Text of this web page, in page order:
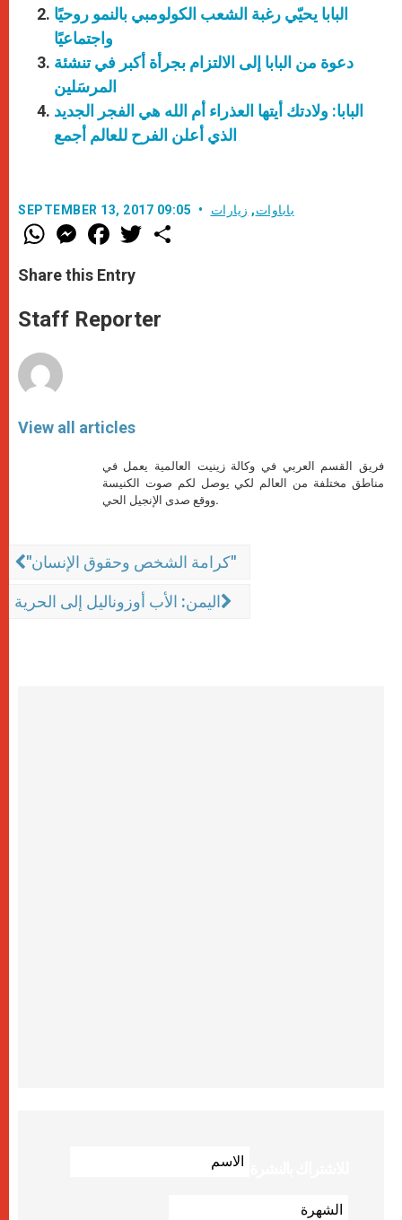
البابا يحيّي رغبة الشعب الكولومبي بالنمو روحيًا
واجتماعيًا
دعوة من البابا إلى الالتزام بجرأة أكبر في تنشئة
المرسَلين
البابا: ولادتك أيتها العذراء أم الله هي الفجر الجديد
الذي أعلن الفرح للعالم أجمع
SEPTEMBER 13, 2017 09:05 باباوات, زيارات
W
h
t
s
p
p
M
e
s
e
g
e
F
a
e
b
o
k
w
r
Share this Entry
Staff Reporter
View all articles
فريق القسم العربي في وكالة زينيت العالمية يعمل في
مناطق مختلفة من العالم لكي يوصل لكم صوت الكنيسة
ووقع صدى الإنجيل الحي.
"كرامة الشخص وحقوق الإنسان"
اليمن: الأب أوزوناليل إلى الحرية